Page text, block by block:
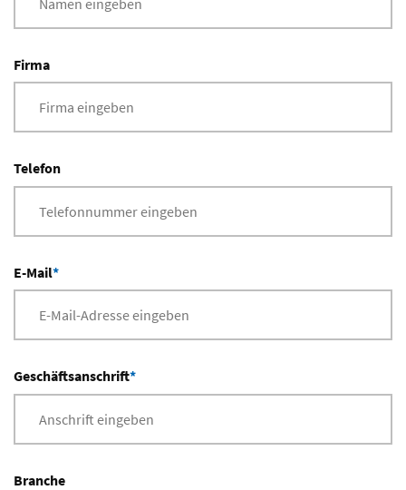
Firma
Telefon
E-Mail*
Geschäftsanschrift*
Branche